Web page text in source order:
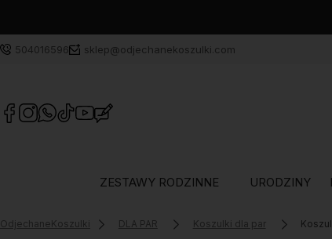
504016596 sklep@odjechanekoszulki.com
ZESTAWY RODZINNE URODZINY
OdjechaneKoszulki DLA PAR Koszulki dla par